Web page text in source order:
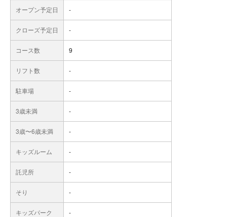
オープン予定日 -
クローズ予定日 -
コース数 9
リフト数 -
駐車場 -
3歳未満 -
3歳〜6歳未満 -
キッズルーム -
託児所 -
そり -
キッズパーク -